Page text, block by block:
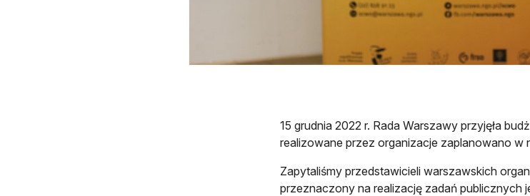
15 grudnia 2022 r. Rada Warszawy przyjęła
realizowane przez organizacje zaplanowano w
Zapytaliśmy przedstawicieli warszawskich
przeznaczony na realizację zadań publicznych